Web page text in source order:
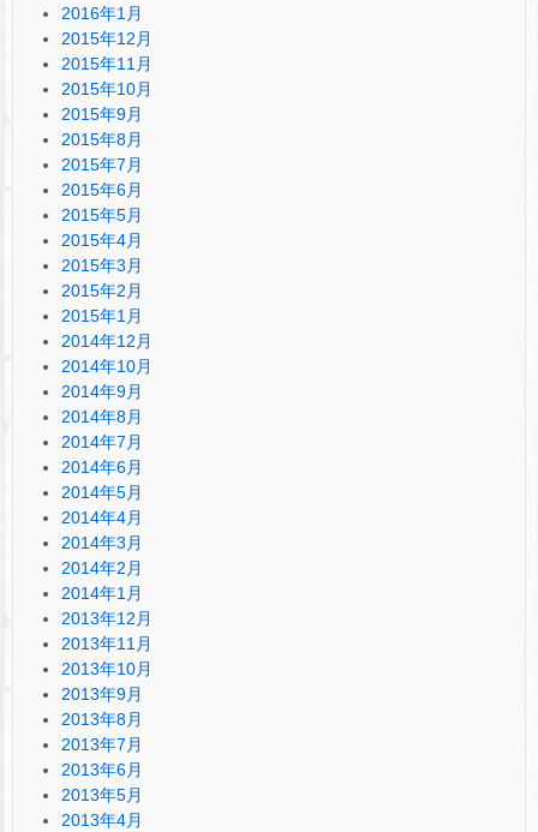
2016年1月
2015年12月
2015年11月
2015年10月
2015年9月
2015年8月
2015年7月
2015年6月
2015年5月
2015年4月
2015年3月
2015年2月
2015年1月
2014年12月
2014年10月
2014年9月
2014年8月
2014年7月
2014年6月
2014年5月
2014年4月
2014年3月
2014年2月
2014年1月
2013年12月
2013年11月
2013年10月
2013年9月
2013年8月
2013年7月
2013年6月
2013年5月
2013年4月